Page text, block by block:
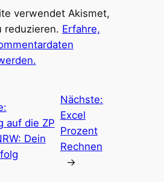
verwendet Akismet,
reduzieren. Erfahre,
auf die ZP
Dein
Nächste:
Excel
Prozent
Rechnen
→